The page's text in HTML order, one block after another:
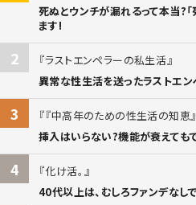
死ぬとウンチが漏れるって本当?
ます!
2
ラストエンペラーの私生活
異常な性生活を送ったラストエン
3
『中高年のための性生活の知恵』
挿入はいらない?機能が衰えても
4
化け活。
40代以上は、むしろファンデなし